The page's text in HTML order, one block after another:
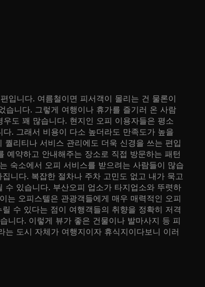
입니다. 여름철이면 피서객이 몰리는 건 물론이
습니다. 그렇게 여행이나 휴가를 즐기러 온 사람
도 꽤 많습니다. 현지인 오피 이용자들은 평소
. 그래서 비용이 다소 높더라도 만족도가 높을
리티나 서비스 관리에도 더욱 신경을 쓰는 편입
예약하고 안내해주는 장소로 직접 방문하는 패턴
숙소에서 오피 서비스를 받으려는 사람들이 많습
니다. 복잡한 절차나 주차 고민도 없고 내가 묵고
있습니다. 부산오피 업소가 타지업소와 뚜렷하
는 오피스텔은 관광객들에게 매우 매력적인 오피
수 있다는 점이 여행객들의 취향을 정확히 저격
니다. 이렇게 뷰가 좋은 건물이나 발마사지 등 피
도시 자체가 여행지이자 휴식지이다보니 이러